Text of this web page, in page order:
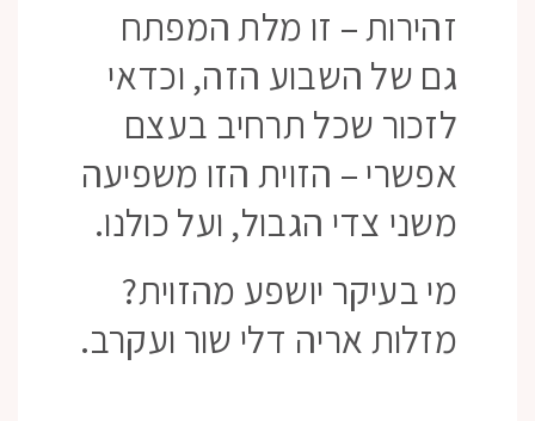
זהירות – זו מלת המפתח
גם של השבוע הזה, וכדאי
לזכור שכל תרחיב בעצם
אפשרי – הזוית הזו משפיעה
משני צדי הגבול, ועל כולנו.
מי בעיקר יושפע מהזוית?
מזלות אריה דלי שור ועקרב.